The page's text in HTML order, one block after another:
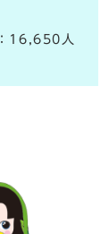
：16,650人